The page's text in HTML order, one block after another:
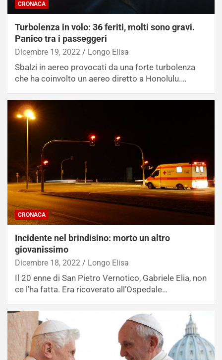
CRONACA
Turbolenza in volo: 36 feriti, molti sono gravi.
Panico tra i passeggeri
Dicembre 19, 2022 Longo Elisa
Sbalzi in aereo provocati da una forte turbolenza
che ha coinvolto un aereo diretto a Honolulu.…
CRONACA
Incidente nel brindisino: morto un altro
giovanissimo
Dicembre 18, 2022 Longo Elisa
Il 20 enne di San Pietro Vernotico, Gabriele Elia, non
ce l’ha fatta. Era ricoverato all’Ospedale…